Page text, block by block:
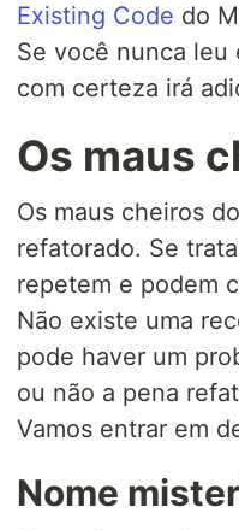
Existing Code do
Se você nunca leu
com certeza irá
Os maus
Os maus cheiros
refatorado. Se
repetem e podem
Não existe uma
pode haver um
ou não a pena
Vamos entrar em
Nome